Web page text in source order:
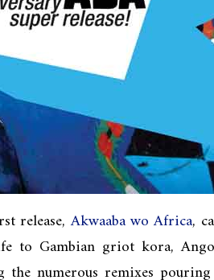
release,Akwaaba wo Africa,
to Gambian griot kora,
numerous remixes